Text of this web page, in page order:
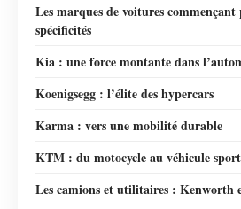
Les marques de voitures
spécificités
Kia : une force montante dans
Koenigsegg : l’élite des hypercars
Karma : vers une mobilité durable
KTM : du motocycle au véhicule sport
Les camions et utilitaires : Kenworth